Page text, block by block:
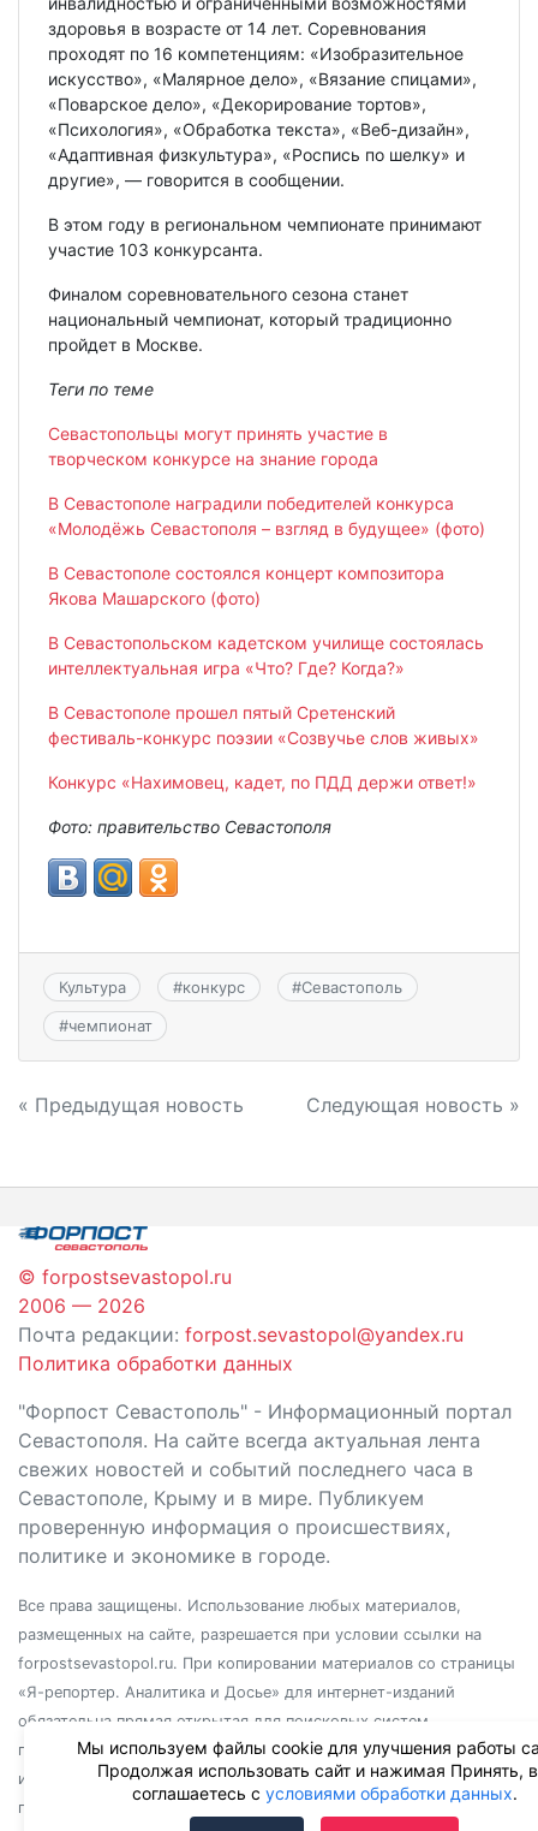
здоровья в возрасте от 14 лет. Соревнования
проходят по 16 компетенциям: «Изобразительное
искусство», «Малярное дело», «Вязание спицами»,
«Поварское дело», «Декорирование тортов»,
«Психология», «Обработка текста», «Веб-дизайн»,
«Адаптивная физкультура», «Роспись по шелку» и
другие», — говорится в сообщении.
В этом году в региональном чемпионате принимают
участие 103 конкурсанта.
Финалом соревновательного сезона станет
национальный чемпионат, который традиционно
пройдет в Москве.
Теги по теме
Севастопольцы могут принять участие в
творческом конкурсе на знание города
В Севастополе наградили победителей конкурса
«Молодёжь Севастополя – взгляд в будущее» (фото)
В Севастополе состоялся концерт композитора
Якова Машарского (фото)
В Севастопольском кадетском училище состоялась
интеллектуальная игра «Что? Где? Когда?»
В Севастополе прошел пятый Сретенский
фестиваль-конкурс поэзии «Созвучье слов живых»
Конкурс «Нахимовец, кадет, по ПДД держи ответ!»
Фото: правительство Севастополя
Культура #конкурс #Севастополь
#чемпионат
Навигация
записям
« Предыдущая новость Следующая новость »
© forpostsevastopol.ru
2006 — 2026
Почта редакции: forpost.sevastopol@yandex.ru
Политика обработки данных
"Форпост Севастополь" - Информационный портал
Севастополя. На сайте всегда актуальная лента
свежих новостей и событий последнего часа в
Севастополе, Крыму и в мире. Публикуем
проверенную информация о происшествиях,
политике и экономике в городе.
Все права защищены. Использование любых материалов,
размещенных на сайте, разрешается при условии ссылки на
forpostsevastopol.ru. При копировании материалов со страницы
«Я-репортер. Аналитика и Досье» для интернет-изданий
обязательна прямая открытая для поисковых систем
гиперссылка. Независимо от полного или частичного
использования материалов, ссылка должна быть размещена в
подзаголовке или первом абзаце материала.
Мы используем файлы cookie для улучшения работы
Продолжая использовать сайт и нажимая Принять,
соглашаетесь с условиями обработки данных.